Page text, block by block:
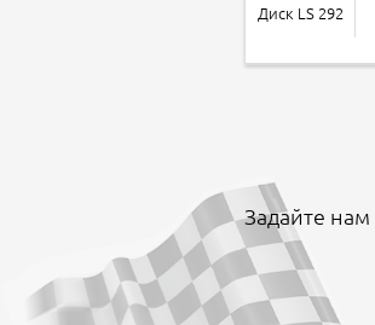
Диск LS 292
Задайте нам